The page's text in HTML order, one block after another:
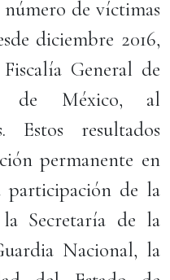
de víctimas
diciembre 2016,
General de
de México, al
Estos resultados
permanente en
participación de la
Secretaría de la
Nacional, la